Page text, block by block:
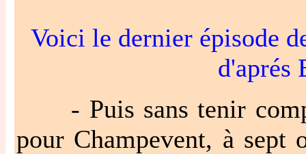
Voici le dernier épisode
d'aprés
- Puis sans tenir
pour Champevent, à